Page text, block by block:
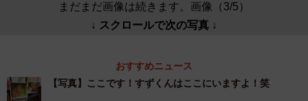
まだまだ画像は続きます。画像（3/5）
↓ スクロールで次の写真 ↓
おすすめニュース
【写真】ここです！すずくんはここにいますよ！笑